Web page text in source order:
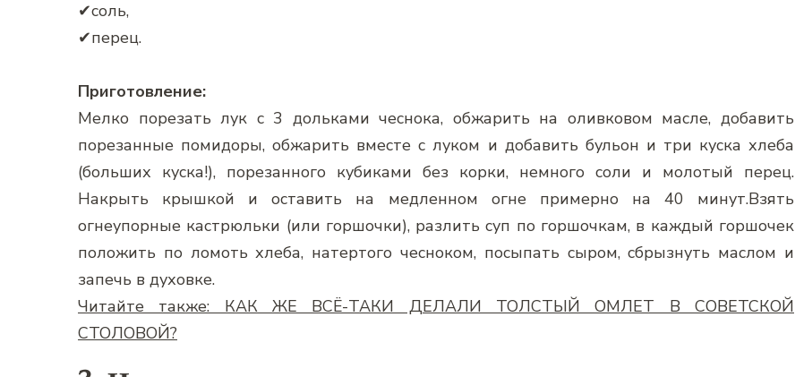
✔соль,
✔перец.
Приготовление:
Мелко порезать лук с 3 дольками чеснока, обжарить на оливковом масле, добавить
порезанные помидоры, обжарить вместе с луком и добавить бульон и три куска хлеба
(больших куска!), порезанного кубиками без корки, немного соли и молотый перец.
Накрыть крышкой и оставить на медленном огне примерно на 40 минут.Взять
огнеупорные кастрюльки (или горшочки), разлить суп по горшочкам, в каждый горшочек
положить по ломоть хлеба, натертого чесноком, посыпать сыром, сбрызнуть маслом и
запечь в духовке.
Читайте также: КАК ЖЕ ВСЁ-ТАКИ ДЕЛАЛИ ТОЛСТЫЙ ОМЛЕТ В СОВЕТСКОЙ
СТОЛОВОЙ?